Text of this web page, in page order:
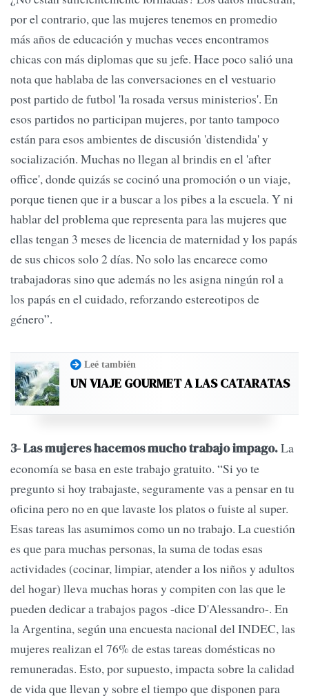
por el contrario, que las mujeres tenemos en promedio
más años de educación y muchas veces encontramos
chicas con más diplomas que su jefe. Hace poco salió una
nota que hablaba de las conversaciones en el vestuario
post partido de futbol 'la rosada versus ministerios'. En
esos partidos no participan mujeres, por tanto tampoco
están para esos ambientes de discusión 'distendida' y
socialización. Muchas no llegan al brindis en el 'after
office', donde quizás se cocinó una promoción o un viaje,
porque tienen que ir a buscar a los pibes a la escuela. Y ni
hablar del problema que representa para las mujeres que
ellas tengan 3 meses de licencia de maternidad y los papás
de sus chicos solo 2 días. No solo las encarece como
trabajadoras sino que además no les asigna ningún rol a
los papás en el cuidado, reforzando estereotipos de
género”.
Leé también
UN VIAJE GOURMET A LAS CATARATAS
3- Las mujeres hacemos mucho trabajo impago.La
economía se basa en este trabajo gratuito. “Si yo te
pregunto si hoy trabajaste, seguramente vas a pensar en tu
oficina pero no en que lavaste los platos o fuiste al super.
Esas tareas las asumimos como un no trabajo. La cuestión
es que para muchas personas, la suma de todas esas
actividades (cocinar, limpiar, atender a los niños y adultos
del hogar) lleva muchas horas y compiten con las que le
pueden dedicar a trabajos pagos -dice D'Alessandro-. En
la Argentina, según una encuesta nacional del INDEC, las
mujeres realizan el 76% de estas tareas domésticas no
remuneradas. Esto, por supuesto, impacta sobre la calidad
de vida que llevan y sobre el tiempo que disponen para